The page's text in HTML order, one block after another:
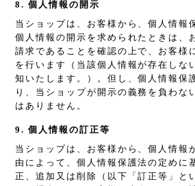
8. 個人情報の開示
当ショップは、お客様から、個人情報
個人情報の開示を求められたときは、
請求であることを確認の上で、お客様
を行います（当該個人情報が存在しな
知いたします。）。但し、個人情報保
り、当ショップが開示の義務を負わな
はありません。
9. 個人情報の訂正等
当ショップは、お客様から、個人情報
由によって、個人情報保護法の定めに
正、追加又は削除（以下「訂正等」と